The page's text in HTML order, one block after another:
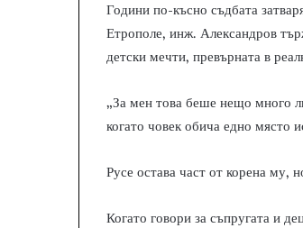
Години по-късно съдбата
Етрополе, инж. Александров
детски мечти, превърната в
„За мен това беше нещо много
когато човек обича едно място
Русе остава част от корена му,
Когато говори за съпругата и